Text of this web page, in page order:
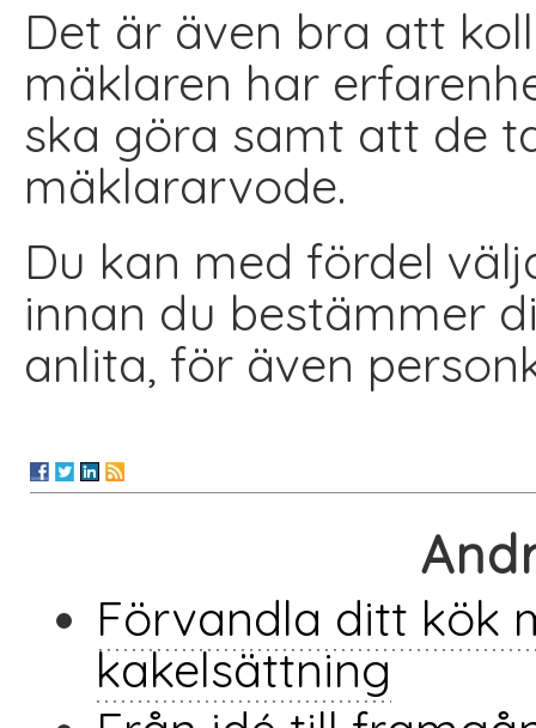
Det är även bra att
mäklaren har
ska göra samt att de
mäklararvode.
Du kan med fördel
innan du bestämmer
anlita, för även
Förvandla ditt kök
kakelsättning